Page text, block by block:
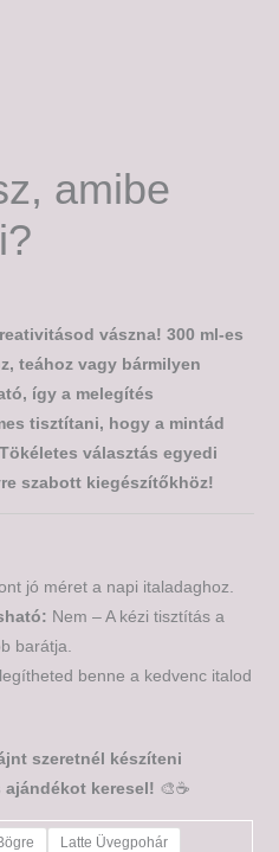
amibe
vászna! 300 ml-es
teához vagy bármilyen
így a melegítés
tisztítani, hogy a mintád
választás egyedi
szabott kiegészítőkhöz!
jó méret a napi italadaghoz.
Nem – A kézi tisztítás a
barátja.
benne a kedvenc italod
szeretnél készíteni
keresel! 🎨☕
Latte Üvegpohár